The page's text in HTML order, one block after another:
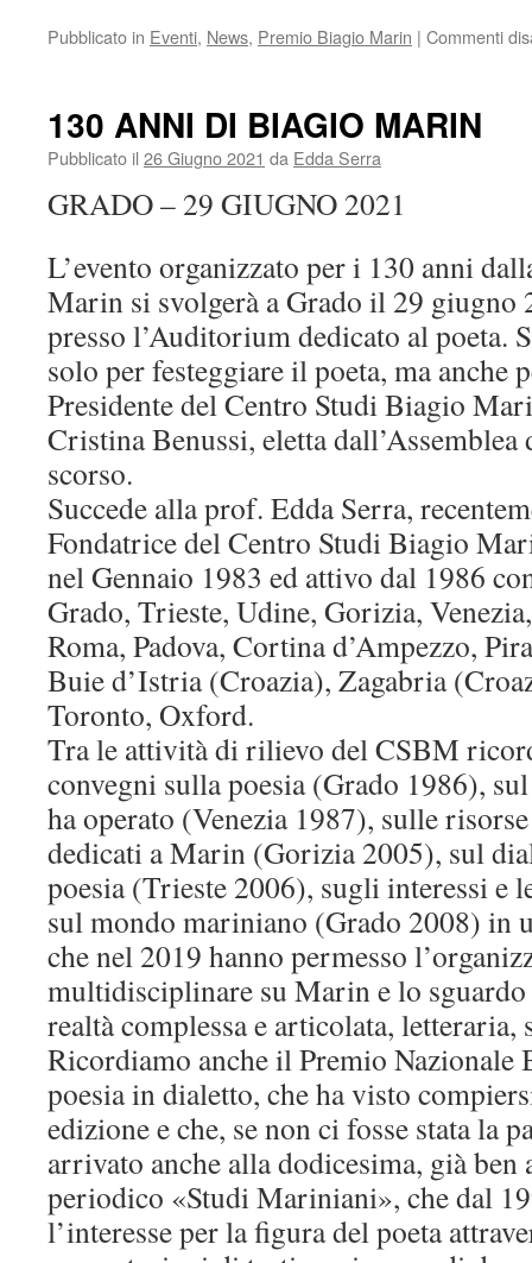
Pubblicato in Eventi, News, Premio Biagio Marin | Commenti
130 ANNI DI BIAGIO MARIN
Pubblicato il 26 Giugno 2021 da Edda Serra
GRADO – 29 GIUGNO 2021
L’evento organizzato per i 130 anni
Marin si svolgerà a Grado il 29 giugno
presso l’Auditorium dedicato al poeta.
solo per festeggiare il poeta, ma anche
Presidente del Centro Studi Biagio
Cristina Benussi, eletta
scorso.
Succede alla prof. Edda Serra,
Fondatrice del Centro Studi Biagio
nel Gennaio 1983 ed attivo dal 1986
Grado, Trieste, Udine, Gorizia,
Roma, Padova, Cortina d’Ampezzo,
Buie d’Istria (Croazia), Zagabria
Toronto, Oxford.
Tra le attività di rilievo del CSBM
convegni sulla poesia (Grado 1986),
ha operato (Venezia 1987), sulle
dedicati a Marin (Gorizia 2005), sul
poesia (Trieste 2006), sugli interessi e
sul mondo mariniano (Grado 2008) in
che nel 2019 hanno permesso
multidisciplinare su Marin e lo sguardo
realtà complessa e articolata,
Ricordiamo anche il Premio
poesia in dialetto, che ha visto
edizione e che, se non ci fosse stata la
arrivato anche alla dodicesima, già ben
periodico «Studi Mariniani», che dal
l’interesse per la figura del poeta